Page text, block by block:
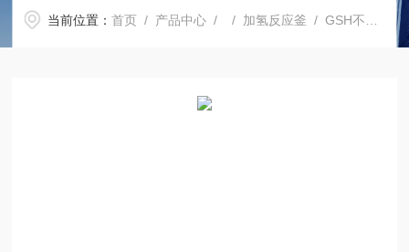
当前位置：首页 / 产品中心 / / 加氢反应釜 / GSH不锈钢制药反应釜